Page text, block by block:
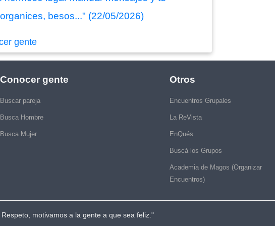
besos..." (22/05/2026)
gente
Conocer gente
Buscar pareja
Busca Hombre
Busca Mujer
Otros
Encuentros Grupales
La ReVista
EnQués
Buscá los Grupos
Academia de Magos (Organizar
Encuentros)
motivamos a la gente a que sea feliz."